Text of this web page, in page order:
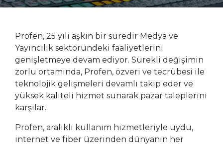
Profen, 25 yılı aşkın bir süredir Medya ve
Yayıncılık sektöründeki faaliyetlerini
genişletmeye devam ediyor. Sürekli değişimin
zorlu ortamında, Profen, özveri ve tecrübesi ile
teknolojik gelişmeleri devamlı takip eder ve
yüksek kaliteli hizmet sunarak pazar taleplerini
karşılar.
Profen, aralıklı kullanım hizmetleriyle uydu,
internet ve fiber üzerinden dünyanın her